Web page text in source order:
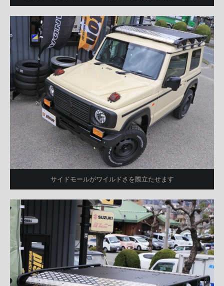
サイドモールがワイルドさを際立たせます